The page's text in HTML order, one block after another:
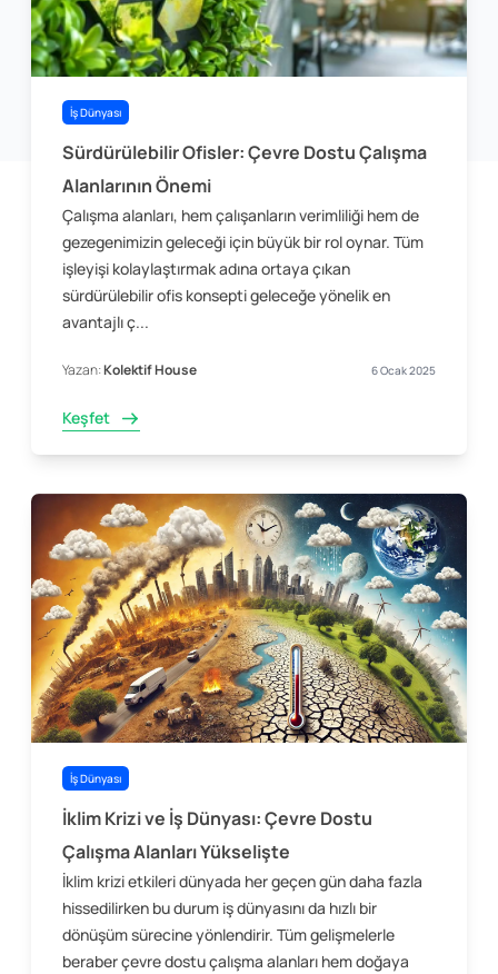
İş Dünyası
Sürdürülebilir Ofisler: Çevre Dostu Çalışma
Alanlarının Önemi
Çalışma alanları, hem çalışanların verimliliği hem de
gezegenimizin geleceği için büyük bir rol oynar. Tüm
işleyişi kolaylaştırmak adına ortaya çıkan
sürdürülebilir ofis konsepti geleceğe yönelik en
avantajlı ç...
Yazan:Kolektif House 6 Ocak 2025
Keşfet
İş Dünyası
İklim Krizi ve İş Dünyası: Çevre Dostu
Çalışma Alanları Yükselişte
İklim krizi etkileri dünyada her geçen gün daha fazla
hissedilirken bu durum iş dünyasını da hızlı bir
dönüşüm sürecine yönlendirir. Tüm gelişmelerle
beraber çevre dostu çalışma alanları hem doğaya